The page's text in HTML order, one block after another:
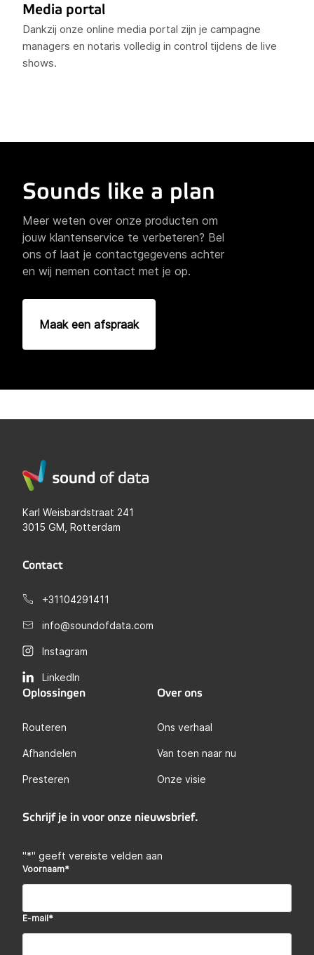
Media portal
Dankzij onze online media portal zijn je campagne
managers en notaris volledig in control tijdens de live
shows.
Sounds like a plan
Meer weten over onze producten om
jouw klantenservice te verbeteren? Bel
ons of laat je contactgegevens achter
en wij nemen contact met je op.
Maak een afspraak
Karl Weisbardstraat 241
3015 GM, Rotterdam
Contact
+31104291411
info@soundofdata.com
Instagram
LinkedIn
Oplossingen
Routeren
Afhandelen
Presteren
Over ons
Ons verhaal
Van toen naar nu
Onze visie
Schrijf je in voor onze nieuwsbrief.
"*" geeft vereiste velden aan
Voornaam*
E-mail*